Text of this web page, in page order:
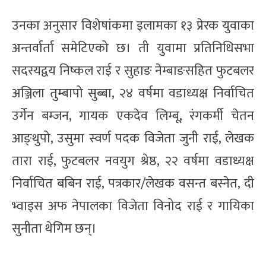
उनका अनुसार विशेषांकमा इलामका १३ प्रेरक युवाका
अन्तर्वार्ता समेटिएको छ। ती युवामा प्रतिनिधिसभा
सदस्यद्वय निष्कल राई र सुहाङ नेम्बाङसहित फुटबलर
अञ्जिला तुम्बापो सुब्बा, २४ वर्षमा वडाध्यक्ष निर्वाचित
उर्गेन बम्जन, गायक एकदेव लिम्बू, रंगकर्मी चेतन
आङ्थुपो, उसुमा स्वर्ण पदक विजेता जुनी राई, लेखक
तारा राई, फुटबलर नवयुग श्रेष्ठ, २२ वर्षमा वडाध्यक्ष
निर्वाचित बबिन राई, पत्रकार/लेखक वसन्त बस्नेत, दी
भ्वाइस अफ नेपालका विजेता विनोद राई र गायिका
सुनीता थेगिम छन्।